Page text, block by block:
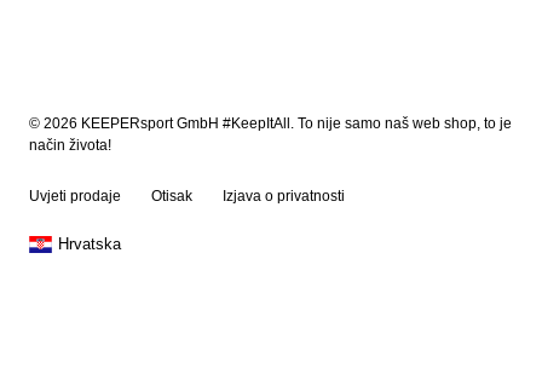
© 2026 KEEPERsport GmbH #KeepItAll. To nije samo naš web shop, to je
način života!
Uvjeti prodaje Otisak Izjava o privatnosti
Hrvatska